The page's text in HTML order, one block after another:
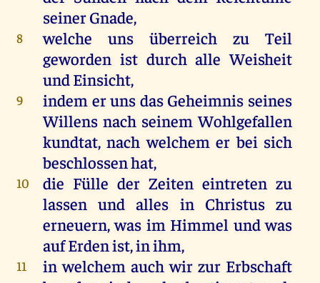
seiner Gnade,
8
welche uns überreich zu Teil
geworden ist durch alle Weisheit
und Einsicht,
9
indem er uns das Geheimnis seines
Willens nach seinem Wohlgefallen
kundtat, nach welchem er bei sich
beschlossen hat,
10
die Fülle der Zeiten eintreten zu
lassen und alles in Christus zu
erneuern, was im Himmel und was
auf Erden ist, in ihm,
11
in welchem auch wir zur Erbschaft